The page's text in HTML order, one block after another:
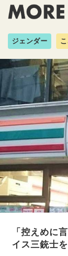
ジェンダー
「控えめに
イス三銃士